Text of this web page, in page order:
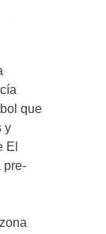
que
y
El
pre-